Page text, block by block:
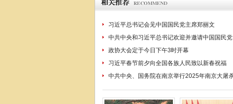
习近平总书记会见中国国民党主席郑丽文
中共中央和习近平总书记欢迎并邀请中国国民党
政协大会定于今日下午3时开幕
习近平春节前夕向全国各族人民致以新春祝福
中共中央、国务院在南京举行2025年南京大屠